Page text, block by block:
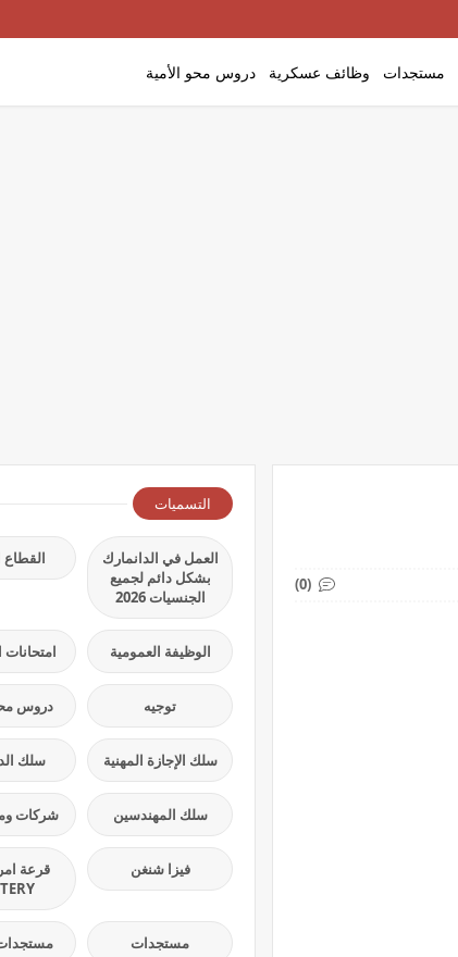
مستجدات وظائف عسكرية دروس محو الأمية
(0)
التسميات
العمل في الدانمارك
بشكل دائم لجميع
الجنسيات 2026
الوظيفة العمومية امتحانات
توجيه دروس
سلك الإجازة المهنية سلك
سلك المهندسين شركات
فيزا شنغن
مستجدات مستجدات